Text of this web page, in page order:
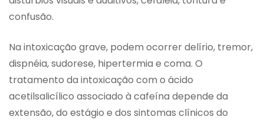
confusão.
Na intoxicação grave, podem ocorrer delírio, tremor,
dispnéia, sudorese, hipertermia e coma. O
tratamento da intoxicação com o ácido
acetilsalicílico associado à cafeína depende da
extensão, do estágio e dos sintomas clínicos do